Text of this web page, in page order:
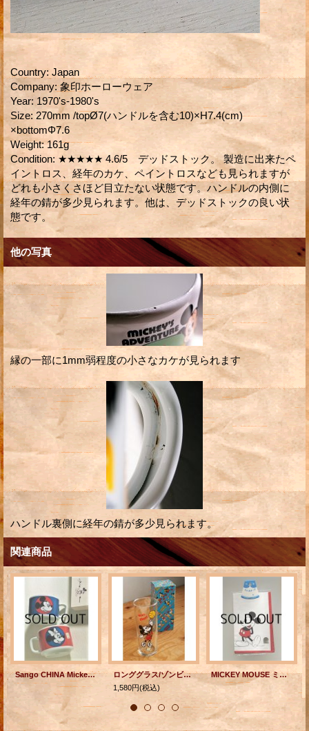
Country: Japan
Company: 象印ホーローウェア
Year: 1970's-1980's
Size: 270mm /topØ7(ハンドルを含む10)×H7.4(cm)
×bottomΦ7.6
Weight: 161g
Condition: ★★★★★ 4.6/5 デッドストック。 製造に出来たペ
イントロス、経年のカケ、ペイントロスなども見られますが
どれも小さくさほど目立たない状態です。ハンドルの内側に
経年の錆が多少見られます。他は、デッドストックの良い状
態です。
他の写真
縁の一部に1mm弱程度の小さなカケが見られます
ハンドル裏側に経年の錆が多少見られます。
関連商品
Sango CHINA Mickey Mouse ミッキーマウス＆ミニーマウス ペアーマグカップ 箱付
ロンググラス/ゾンビグラス Nice Shot! MICKEY MOUSE ミッキーマウス
1,580円(税込)
MICKEY MOUSE ミッキーマウス ハンカチーフ・ハンカチ Walt Disney Productions/三恵(株)